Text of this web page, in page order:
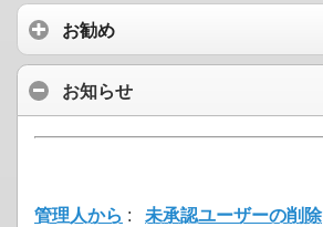
お勧め
お知らせ
管理人から :
未承認ユーザーの削除